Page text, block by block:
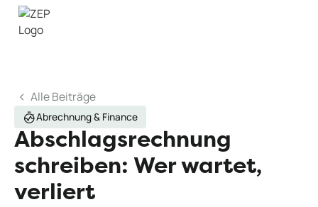
Alle Beiträge
Abrechnung & Finance
Abschlagsrechnung
schreiben: Wer wartet,
verliert